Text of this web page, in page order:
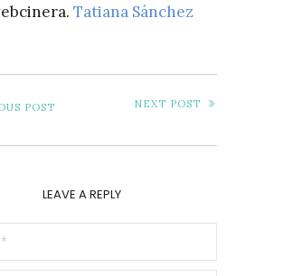
Tatiana Sánchez
POST NEXT POST
LEAVE A REPLY